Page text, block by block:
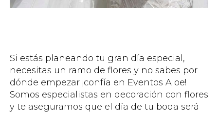
Si estás planeando tu gran día especial,
necesitas un ramo de flores y no sabes por
dónde empezar ¡confía en Eventos Aloe!
Somos especialistas en decoración con flores
y te aseguramos que el día de tu boda será